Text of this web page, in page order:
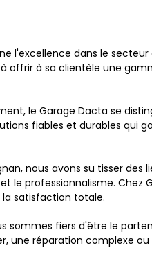
l'excellence dans le
offrir à sa clientèle une
le Garage Dacta se
fiables et durables
nous avons su tisser des
le professionnalisme.
satisfaction totale.
sommes fiers d'être le
une réparation complexe